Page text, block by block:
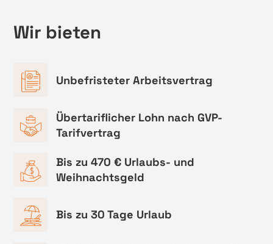
Wir bieten
Unbefristeter Arbeitsvertrag
Übertariflicher Lohn nach GVP-
Tarifvertrag
Bis zu 470 € Urlaubs- und
Weihnachtsgeld
Bis zu 30 Tage Urlaub